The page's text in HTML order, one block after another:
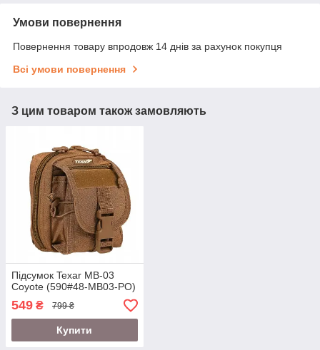
Умови повернення
Повернення товару впродовж 14 днів за рахунок покупця
Всі умови повернення
З цим товаром також замовляють
Підсумок Texar MB-03
Coyote (590#48-MB03-PO)
549 ₴ 799 ₴
Купити